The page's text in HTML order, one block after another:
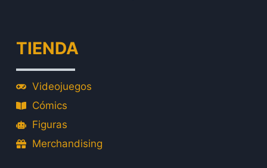
TIENDA
Videojuegos
Cómics
Figuras
Merchandising